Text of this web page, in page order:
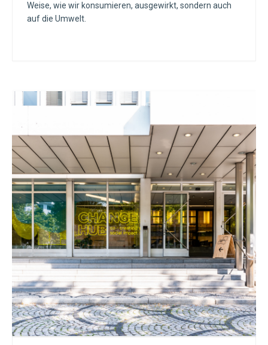
Weise, wie wir konsumieren, ausgewirkt, sondern auch
auf die Umwelt.